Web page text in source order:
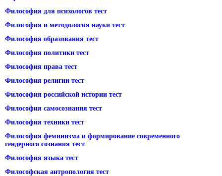
Философия для психологов тест
Философия и методология науки тест
Философия образования тест
Философия политики тест
Философия права тест
Философия религии тест
Философия российской истории тест
Философия самосознания тест
Философия техники тест
Философия феминизма и формирование современного
гендерного сознания тест
Философия языка тест
Философская антропология тест